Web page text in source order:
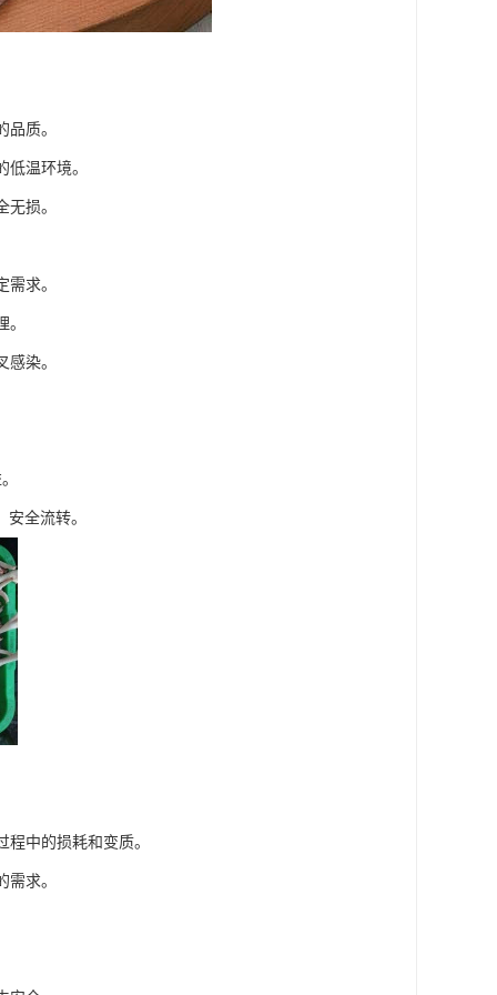
质。
温环境。
损。
求。
染。
全流转。
中的损耗和变质。
求。